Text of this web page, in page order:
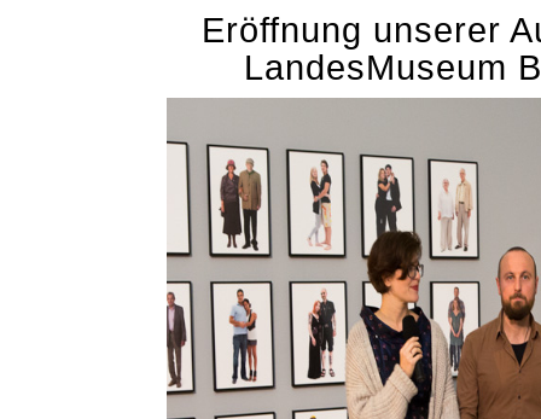
Eröffnung unserer
LandesMuseum